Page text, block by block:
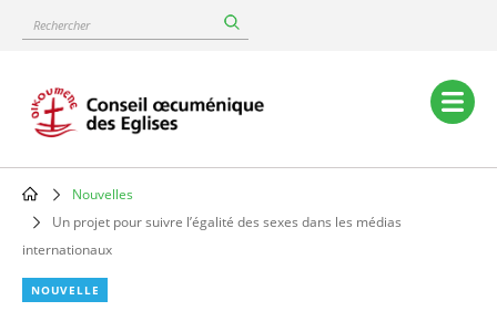
content
Rechercher
Main
navigation
Breadcrumb
Nouvelles
Un projet pour suivre l’égalité des sexes dans les médias
internationaux
NOUVELLE